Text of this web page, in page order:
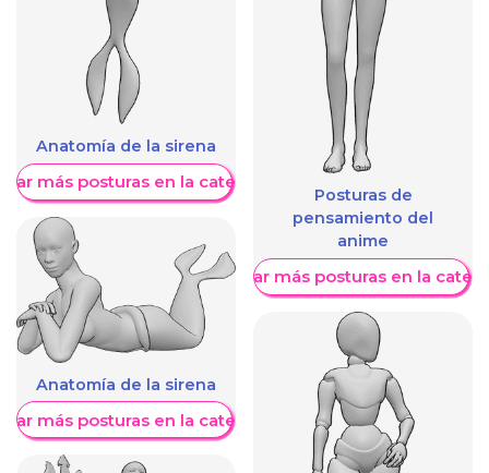
Anatomía de la sirena
más posturas en la categoría
Anatomía de la sirena
más posturas en la categoría
Posturas de
pensamiento del
anime
Mostrar más posturas en la